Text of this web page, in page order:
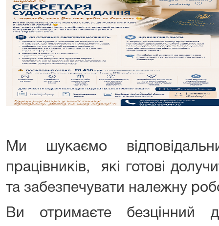
Ми шукаємо
працівників, які готові
та забезпечувати належну
Ви отримаєте безцінний